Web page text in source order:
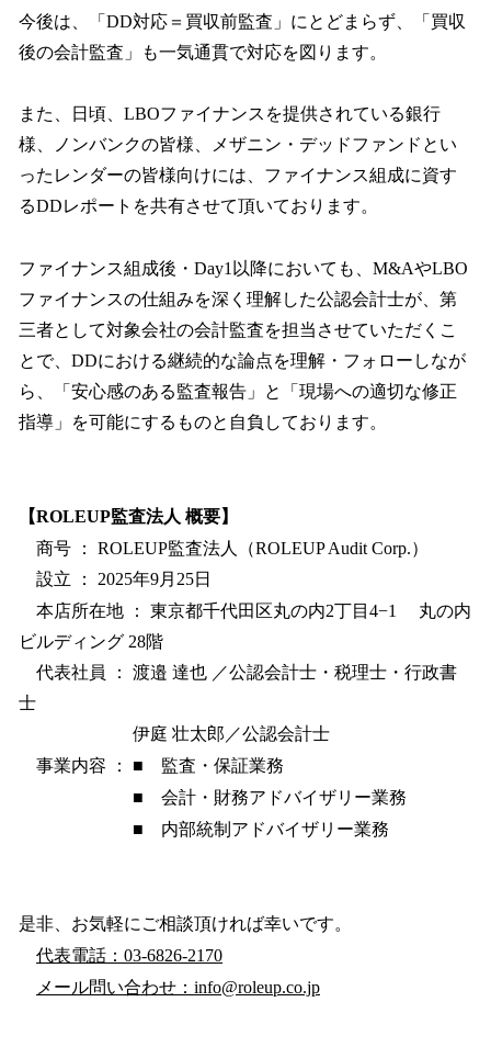
今後は、「DD対応＝買収前監査」にとどまらず、「買収
後の会計監査」も一気通貫で対応を図ります。
また、日頃、LBOファイナンスを提供されている銀行
様、ノンバンクの皆様、メザニン・デッドファンドとい
ったレンダーの皆様向けには、ファイナンス組成に資す
るDDレポートを共有させて頂いております。
ファイナンス組成後・Day1以降においても、M&AやLBO
ファイナンスの仕組みを深く理解した公認会計士が、第
三者として対象会社の会計監査を担当させていただくこ
とで、DDにおける継続的な論点を理解・フォローしなが
ら、「安心感のある監査報告」と「現場への適切な修正
指導」を可能にするものと自負しております。
【ROLEUP監査法人 概要】
商号 ： ROLEUP監査法人（ROLEUP Audit Corp.）
設立 ： 2025年9月25日
本店所在地 ： 東京都千代田区丸の内2丁目4−1 丸の内
ビルディング 28階
代表社員 ： 渡邉 達也 ／公認会計士・税理士・行政書
士
伊庭 壮太郎／公認会計士
事業内容 ： ■ 監査・保証業務
■ 会計・財務アドバイザリー業務
■ 内部統制アドバイザリー業務
是非、お気軽にご相談頂ければ幸いです。
代表電話：03-6826-2170
メール問い合わせ：info@roleup.co.jp